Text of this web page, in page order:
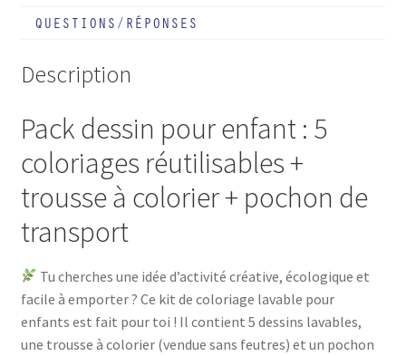
QUESTIONS/RÉPONSES
Description
Pack dessin pour enfant : 5
coloriages réutilisables +
trousse à colorier + pochon de
transport
Tu cherches une idée d’activité créative, écologique et
facile à emporter ? Ce kit de coloriage lavable pour
enfants est fait pour toi ! Il contient 5 dessins lavables,
une trousse à colorier (vendue sans feutres) et un pochon